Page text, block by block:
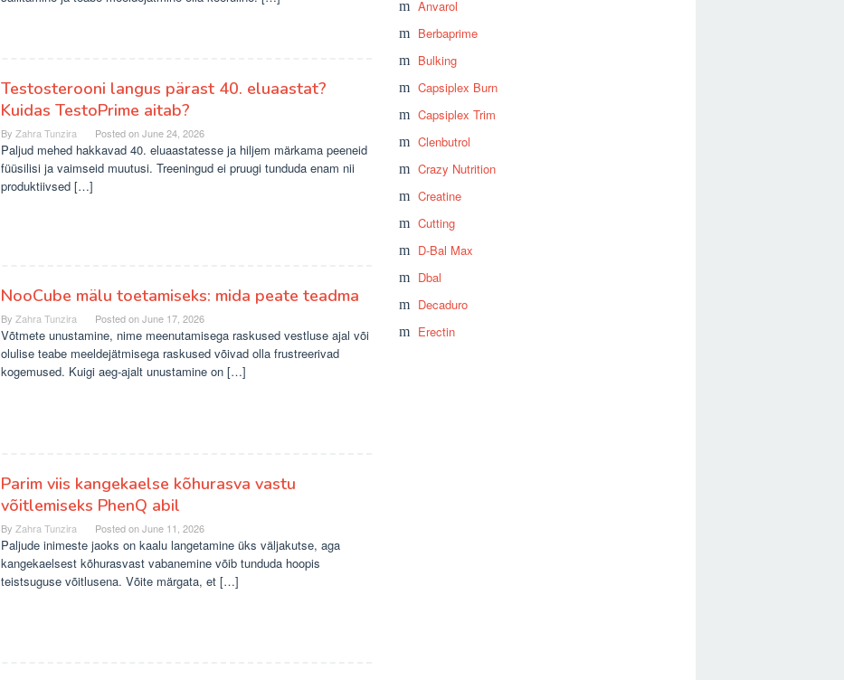
Testosterooni langus pärast 40. eluaastat?
Kuidas TestoPrime aitab?
By Zahra Tunzira Posted onJune 24, 2026
Paljud mehed hakkavad 40. eluaastatesse ja hiljem märkama peeneid
füüsilisi ja vaimseid muutusi. Treeningud ei pruugi tunduda enam nii
produktiivsed […]
NooCube mälu toetamiseks: mida peate teadma
By Zahra Tunzira Posted onJune 17, 2026
Võtmete unustamine, nime meenutamisega raskused vestluse ajal või
olulise teabe meeldejätmisega raskused võivad olla frustreerivad
kogemused. Kuigi aeg-ajalt unustamine on […]
Parim viis kangekaelse kõhurasva vastu
võitlemiseks PhenQ abil
By Zahra Tunzira Posted onJune 11, 2026
Paljude inimeste jaoks on kaalu langetamine üks väljakutse, aga
kangekaelsest kõhurasvast vabanemine võib tunduda hoopis
teistsuguse võitlusena. Võite märgata, et […]
Anvarol
Berbaprime
Bulking
Capsiplex Burn
Capsiplex Trim
Clenbutrol
Crazy Nutrition
Creatine
Cutting
D-Bal Max
Dbal
Decaduro
Erectin